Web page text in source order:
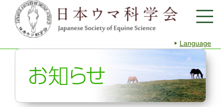
Language